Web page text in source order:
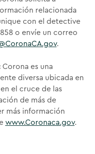
relacionada
con el detective
o envíe un correo
.
Corona es una
diversa ubicada en
el cruce de las
de más de
más información
www.Coronaca.gov.